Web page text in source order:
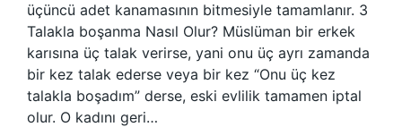
üçüncü adet kanamasının bitmesiyle tamamlanır. 3
Talakla boşanma Nasıl Olur? Müslüman bir erkek
karısına üç talak verirse, yani onu üç ayrı zamanda
bir kez talak ederse veya bir kez “Onu üç kez
talakla boşadım” derse, eski evlilik tamamen iptal
olur. O kadını geri…